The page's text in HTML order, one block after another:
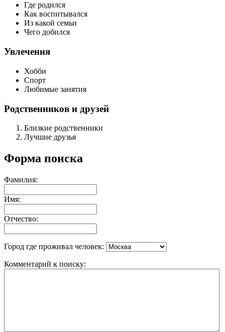
Где родился
Как воспитывался
Из какой семьи
Чего добился
Увлечения
Хобби
Спорт
Любимые занятия
Родственников и друзей
Близкие родственники
Лучшие друзья
Форма поиска
Фамилия:
Имя:
Отчество:
Город где проживал человек:
Комментарий к поиску: